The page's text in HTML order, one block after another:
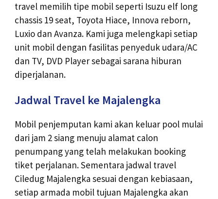
travel memilih tipe mobil seperti Isuzu elf long
chassis 19 seat, Toyota Hiace, Innova reborn,
Luxio dan Avanza. Kami juga melengkapi setiap
unit mobil dengan fasilitas penyeduk udara/AC
dan TV, DVD Player sebagai sarana hiburan
diperjalanan.
Jadwal Travel ke Majalengka
Mobil penjemputan kami akan keluar pool mulai
dari jam 2 siang menuju alamat calon
penumpang yang telah melakukan booking
tiket perjalanan. Sementara jadwal travel
Ciledug Majalengka sesuai dengan kebiasaan,
setiap armada mobil tujuan Majalengka akan